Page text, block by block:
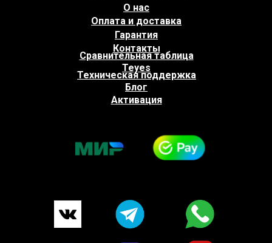
Контакты
Сравнительная таблица
Teyes
Блог
Техническая поддержка
Активация
Оплата и доставка
О нас
Гарантия